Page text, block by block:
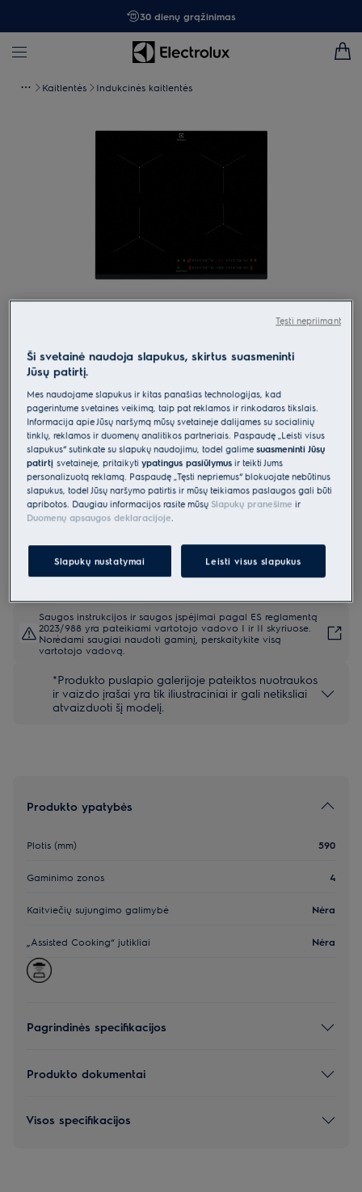
30 dienų grąžinimas
Kaitlentės Indukcinės kaitlentės
CIT61443
Indukcinė kaitlentė 60 cm 500 serija
„Hob2Hood®“
4.9 (9142)
Gaminio informacijos lapas
Pagrindiniai privalumai
500 serijos greita ir galinga kaitlentė. Efektyvus indukcinis kaitinimas
Greita ir galinga. Šildo dar greičiau ir efektyviau
Saugos instrukcijos ir saugos įspėjimai pagal ES reglamentą
2023/988 yra pateikiami vartotojo vadovo I ir II skyriuose.
Norėdami saugiai naudoti gaminį, perskaitykite visą
vartotojo vadovą.
*Produkto puslapio galerijoje pateiktos nuotraukos
ir vaizdo įrašai yra tik iliustraciniai ir gali netiksliai
atvaizduoti šį modelį.
Produkto ypatybės
Plotis (mm) 590
Gaminimo zonos 4
Kaitviečių sujungimo galimybė Nėra
„Assisted Cooking“ jutikliai Nėra
Pagrindinės specifikacijos
Produkto dokumentai
Visos specifikacijos
Ši svetainė naudoja slapukus, skirtus suasmeninti
Jūsų patirtį.
Mes naudojame slapukus ir kitas panašias technologijas, kad
pagerintume svetainės veikimą, taip pat reklamos ir rinkodaros tikslais.
Informacija apie Jūsų naršymą mūsų svetainėje dalijamės su socialinių
tinklų, reklamos ir duomenų analitikos partneriais. Paspaudę „Leisti visus
slapukus“ sutinkate su slapukų naudojimu, todėl galimesuasmeninti Jūsų
patirtįsvetainėje, pritaikytiypatingus pasiūlymus ir teikti Jums
personalizuotą reklamą. Paspaudę „Tęsti nepriėmus“ blokuojate nebūtinus
slapukus, todėl Jūsų naršymo patirtis ir mūsų teikiamos paslaugos gali būti
apribotos. Daugiau informacijos rasite mūsų Slapukų pranešime ir
Duomenų apsaugos deklaracijoje
Slapukų nustatymai Leisti visus slapukus
Tęsti nepriimant